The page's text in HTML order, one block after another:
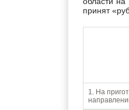
принят
1. На